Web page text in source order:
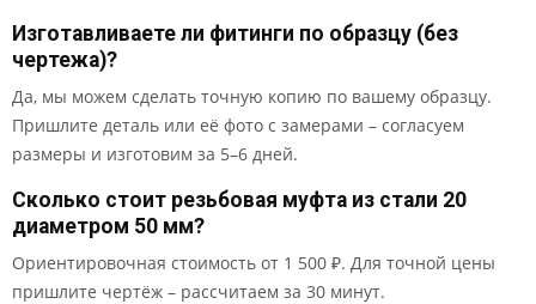
Изготавливаете ли фитинги по образцу (без
чертежа)?
Да, мы можем сделать точную копию по вашему образцу.
Пришлите деталь или её фото с замерами – согласуем
размеры и изготовим за 5–6 дней.
Сколько стоит резьбовая муфта из стали 20
диаметром 50 мм?
Ориентировочная стоимость от 1 500 ₽. Для точной цены
пришлите чертёж – рассчитаем за 30 минут.